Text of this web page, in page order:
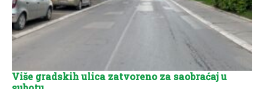
Više gradskih ulica zatvoreno za saobraćaj u